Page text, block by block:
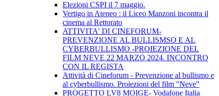
Elezioni CSPI il 7 maggio.
Vertigo in Ateneo : il Liceo Manzoni incontra il
cinema al Rettorato
ATTIVITA' DI CINEFORUM-
PREVENZIONE AL BULLISMSO E AL
CYBERBULLISMO -PROIEZIONE DEL
FILM NEVE 22 MARZO 2024. INCONTRO
CON IL REGISTA
Attività di Cineforum - Prevenzione al bullismo e
al cyberbullismo. Proiezioni del film "Neve"
PROGETTO LV8 MOIGE- Vodafone Italia